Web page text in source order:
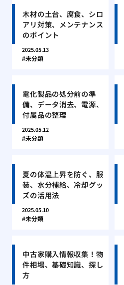
木材の土台、腐食、シロ
アリ対策、メンテナンス
のポイント
2025.05.13
未分類
電化製品の処分前の準
備、データ消去、電源、
付属品の整理
2025.05.12
未分類
夏の体温上昇を防ぐ、服
装、水分補給、冷却グッ
ズの活用法
2025.05.10
未分類
中古家購入情報収集！物
件相場、基礎知識、探し
方